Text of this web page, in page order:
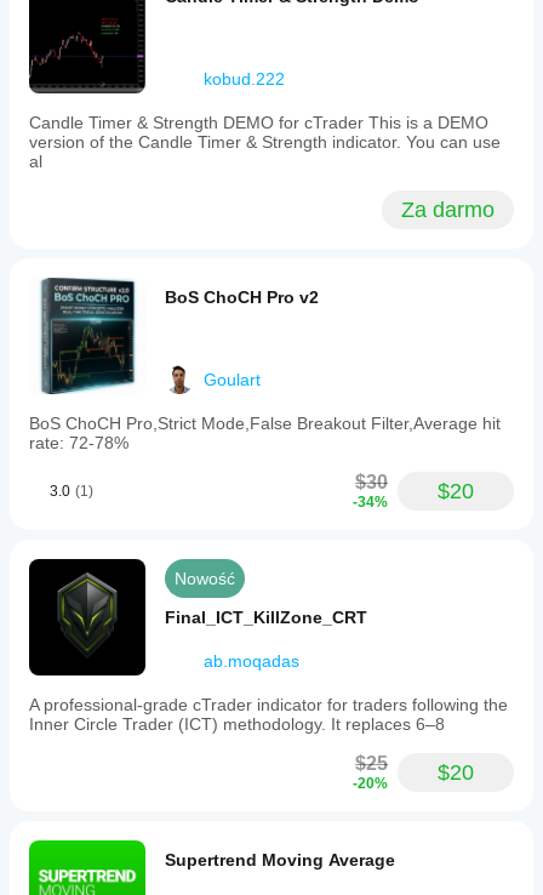
kobud.222
Candle Timer & Strength DEMO for cTrader This is a DEMO
version of the Candle Timer & Strength indicator. You can use
al
Za darmo
BoS ChoCH Pro v2
Goulart
BoS ChoCH Pro,Strict Mode,False Breakout Filter,Average hit
rate: 72-78%
3.0 (1) $30
-34% $20
Nowość
Final_ICT_KillZone_CRT
ab.moqadas
A professional-grade cTrader indicator for traders following the
Inner Circle Trader (ICT) methodology. It replaces 6–8
$25
-20% $20
Supertrend Moving Average